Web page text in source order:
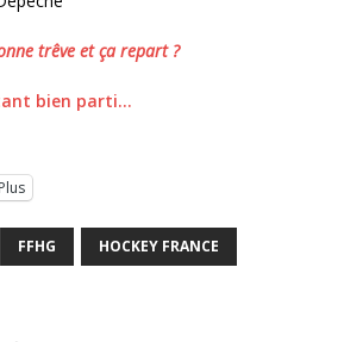
trêve et ça repart ?
bien parti…
Plus
FFHG HOCKEY FRANCE